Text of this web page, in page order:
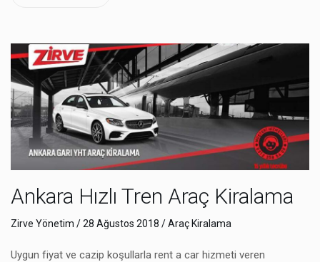
Ankara Hızlı Tren Araç Kiralama
Zirve Yönetim / 28 Ağustos 2018 /Araç Kiralama
Uygun fiyat ve cazip koşullarla rent a car hizmeti veren